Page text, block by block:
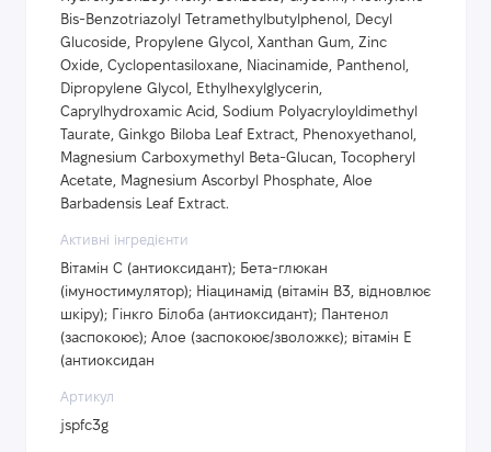
Bis-Benzotriazolyl Tetramethylbutylphenol, Decyl
Glucoside, Propylene Glycol, Xanthan Gum, Zinc
Oxide, Cyclopentasiloxane, Niacinamide, Panthenol,
Dipropylene Glycol, Ethylhexylglycerin,
Caprylhydroxamic Acid, Sodium Polyacryloyldimethyl
Taurate, Ginkgo Biloba Leaf Extract, Phenoxyethanol,
Magnesium Carboxymethyl Beta-Glucan, Tocopheryl
Acetate, Magnesium Ascorbyl Phosphate, Aloe
Barbadensis Leaf Extract.
Активні інгредієнти
Вітамін С (антиоксидант); Бета-глюкан
(імуностимулятор); Ніацинамід (вітамін B3, відновлює
шкіру); Гінкго Білоба (антиоксидант); Пантенол
(заспокоює); Алое (заспокоює/зволожкє); вітамін Е
(антиоксидан
Артикул
jspfc3g